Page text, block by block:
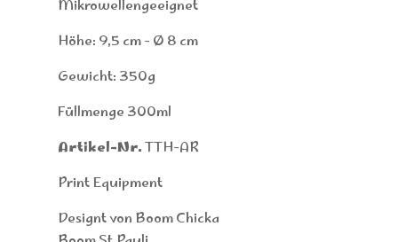
Mikrowellengeeignet
Höhe: 9,5 cm - Ø 8 cm
Gewicht: 350g
Füllmenge 300ml
Artikel-Nr.TTH-AR
Print Equipment
Designt von Boom Chicka